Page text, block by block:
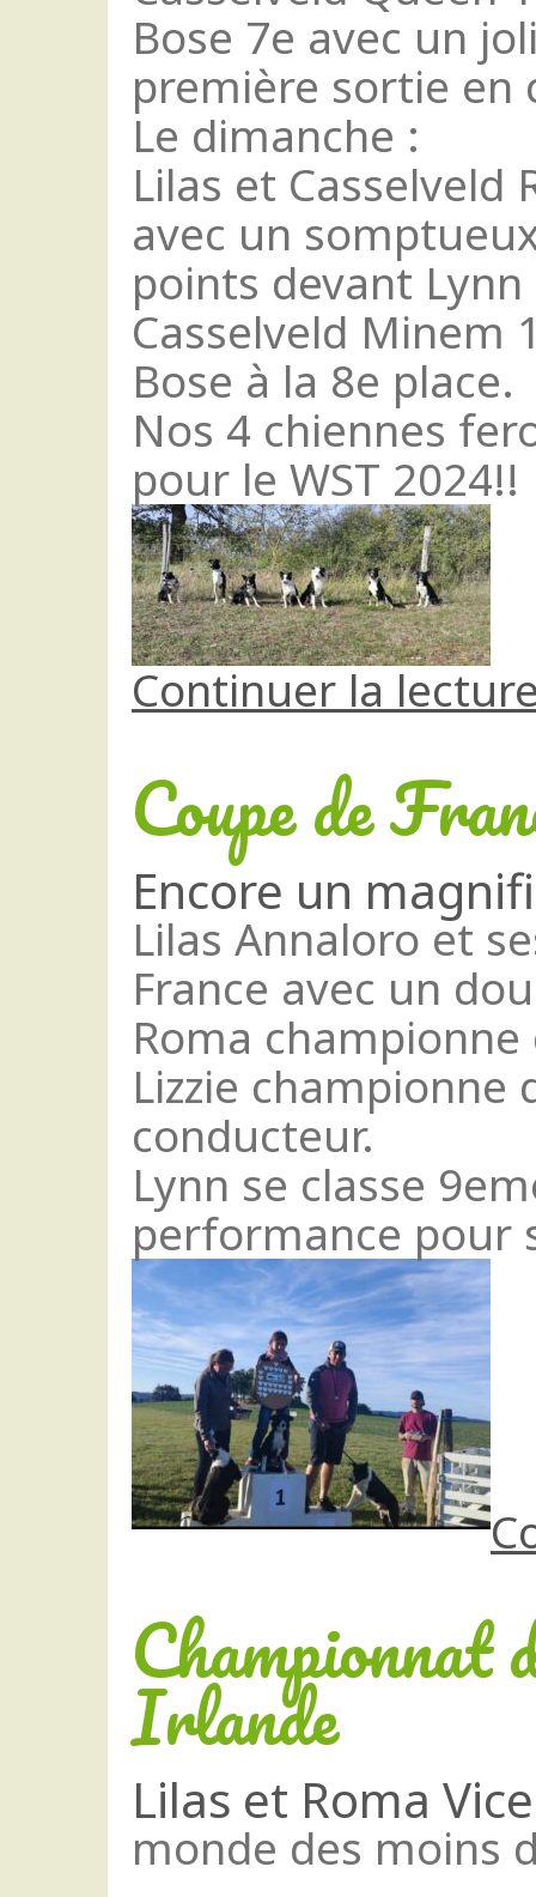
Bose 7e avec un
première sortie en
Le dimanche :
Lilas et Casselveld
avec un
points devant
Casselveld Minem
Bose à la 8e place.
Nos 4 chiennes
pour le WST 2024!!
Continuer la
Coupe de
Encore un
Lilas Annaloro et
France avec un
Roma
Lizzie championne
conducteur.
Lynn se classe
performance pour
Championnat
Irlande
Lilas et Roma
monde des moins